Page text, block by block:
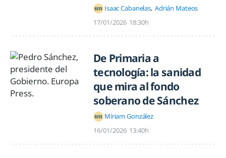
Isaac Cabanelas Adrián Mateos
17/01/2026 18:30h
De Primaria a
tecnología: la sanidad
que mira al fondo
soberano de Sánchez
Míriam González
16/01/2026 13:40h